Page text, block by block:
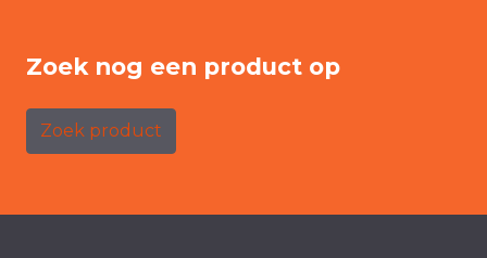
Zoek nog een product op
Zoek product